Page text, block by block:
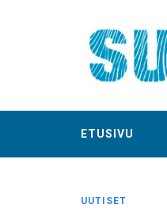
ETUSIVU
UUTISET